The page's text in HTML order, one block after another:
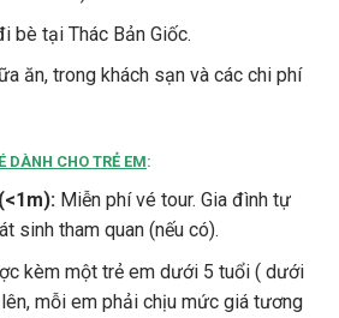
bè tại Thác Bản Giốc.
ăn, trong khách sạn và các chi phí
DÀNH CHO TRẺ EM:
Miễn phí vé tour. Gia đình tự
sinh tham quan (nếu có).
kèm một trẻ em dưới 5 tuổi ( dưới
mỗi em phải chịu mức giá tương